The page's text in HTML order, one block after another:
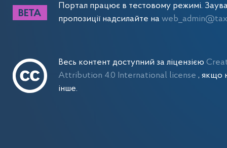
Портал працює в тестовому режимі.
пропозиції надсилайте на
Весь контент доступний за ліцензією
Attribution 4.0 International license , якщо
інше.